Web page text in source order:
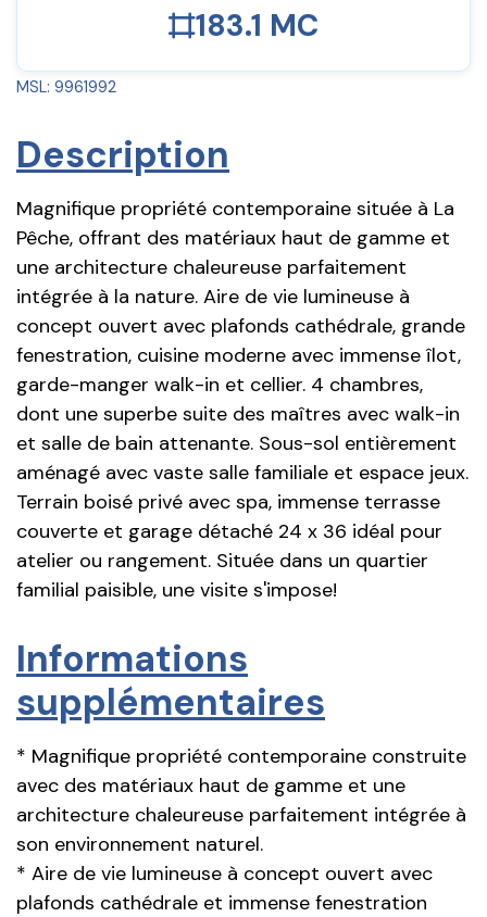
183.1 MC
MSL: 9961992
Description
Magnifique propriété contemporaine située à La
Pêche, offrant des matériaux haut de gamme et
une architecture chaleureuse parfaitement
intégrée à la nature. Aire de vie lumineuse à
concept ouvert avec plafonds cathédrale, grande
fenestration, cuisine moderne avec immense îlot,
garde-manger walk-in et cellier. 4 chambres,
dont une superbe suite des maîtres avec walk-in
et salle de bain attenante. Sous-sol entièrement
aménagé avec vaste salle familiale et espace jeux.
Terrain boisé privé avec spa, immense terrasse
couverte et garage détaché 24 x 36 idéal pour
atelier ou rangement. Située dans un quartier
familial paisible, une visite s'impose!
Informations
supplémentaires
* Magnifique propriété contemporaine construite
avec des matériaux haut de gamme et une
architecture chaleureuse parfaitement intégrée à
son environnement naturel.
* Aire de vie lumineuse à concept ouvert avec
plafonds cathédrale et immense fenestration